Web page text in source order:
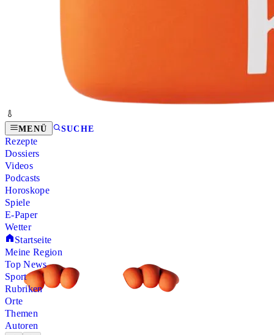
MENÜ SUCHE
Rezepte
Dossiers
Videos
Podcasts
Horoskope
Spiele
E-Paper
Wetter
Startseite
Meine Region
Top News
Sport
Rubriken
Orte
Themen
Autoren